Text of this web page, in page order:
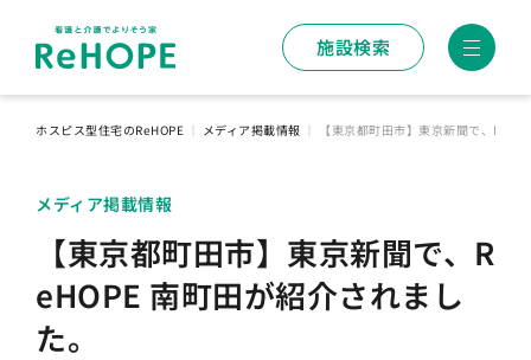
施設検索
ホスピス型住宅のReHOPE メディア掲載情報 【東京都町田市】東京新聞で、
メディア掲載情報
【東京都町田市】東京新聞で、R
eHOPE 南町田が紹介されまし
た。